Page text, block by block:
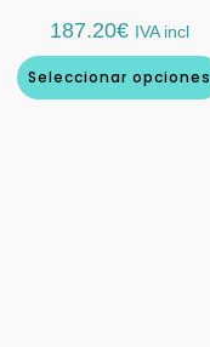
187.20€ IVA incl
Seleccionar opciones